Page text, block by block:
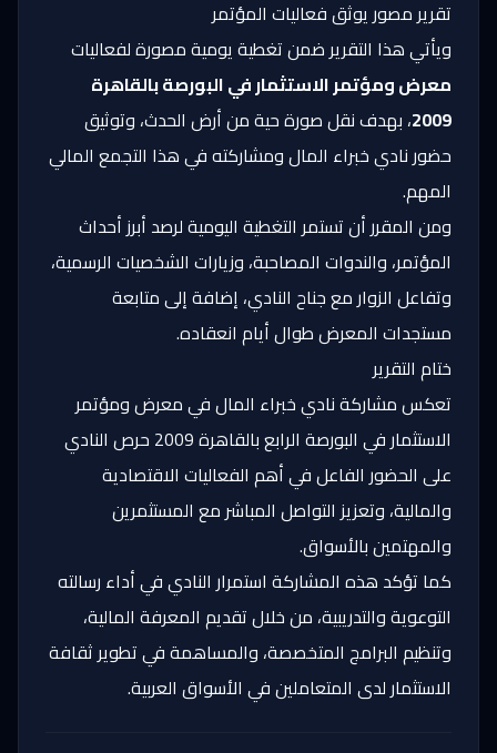
تقرير مصور يوثق فعاليات المؤتمر
ويأتي هذا التقرير ضمن تغطية يومية مصورة لفعاليات
معرض ومؤتمر الاستثمار في البورصة بالقاهرة
2009، بهدف نقل صورة حية من أرض الحدث، وتوثيق
حضور نادي خبراء المال ومشاركته في هذا التجمع المالي
المهم.
ومن المقرر أن تستمر التغطية اليومية لرصد أبرز أحداث
المؤتمر، والندوات المصاحبة، وزيارات الشخصيات الرسمية،
وتفاعل الزوار مع جناح النادي، إضافة إلى متابعة
مستجدات المعرض طوال أيام انعقاده.
ختام التقرير
تعكس مشاركة نادي خبراء المال في معرض ومؤتمر
الاستثمار في البورصة الرابع بالقاهرة 2009 حرص النادي
على الحضور الفاعل في أهم الفعاليات الاقتصادية
والمالية، وتعزيز التواصل المباشر مع المستثمرين
والمهتمين بالأسواق.
كما تؤكد هذه المشاركة استمرار النادي في أداء رسالته
التوعوية والتدريبية، من خلال تقديم المعرفة المالية،
وتنظيم البرامج المتخصصة، والمساهمة في تطوير ثقافة
الاستثمار لدى المتعاملين في الأسواق العربية.